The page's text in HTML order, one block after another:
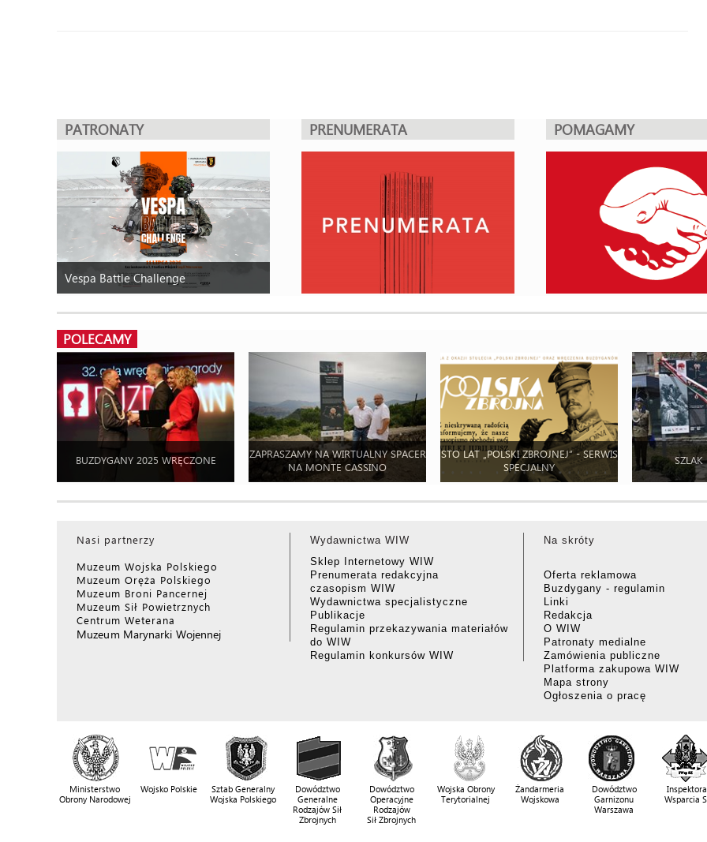
PATRONATY
Vespa Battle Challenge
PRENUMERATA POMAGAMY
POLECAMY
BUZDYGANY 2025 WRĘCZONE
ZAPRASZAMY NA WIRTUALNY SPACER
NA MONTE CASSINO
STO LAT „POLSKI ZBROJNEJ” - SERWIS
SPECJALNY
SZLAK
Nasi partnerzy
Muzeum Wojska Polskiego
Muzeum Oręża Polskiego
Muzeum Broni Pancernej
Muzeum Sił Powietrznych
Centrum Weterana
Muzeum Marynarki Wojennej
Wydawnictwa WIW
Sklep Internetowy WIW
Prenumerata redakcyjna
czasopism WIW
Wydawnictwa specjalistyczne
Publikacje
Regulamin przekazywania materiałów
do WIW
Regulamin konkursów WIW
Na skróty
Oferta reklamowa
Buzdygany - regulamin
Linki
Redakcja
O WIW
Patronaty medialne
Zamówienia publiczne
Platforma zakupowa WIW
Mapa strony
Ogłoszenia o pracę
Ministerstwo
Obrony Narodowej
Wojsko Polskie
Sztab Generalny
Wojska Polskiego
Dowództwo
Generalne
Rodzajów Sił
Zbrojnych
Dowództwo
Operacyjne
Rodzajów
Sił Zbrojnych
Wojska Obrony
Terytorialnej
Żandarmeria
Wojskowa
Dowództwo
Garnizonu
Warszawa
Wsparcia